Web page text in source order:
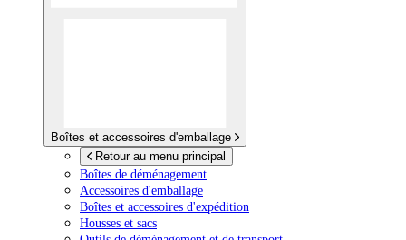
Boîtes et accessoires d'emballage
Retour au menu principal
Boîtes de déménagement
Accessoires d'emballage
Boîtes et accessoires d'expédition
Housses et sacs